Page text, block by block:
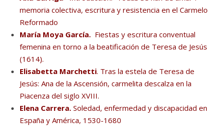
memoria colectiva, escritura y resistencia en el Carmelo
Reformado
María Moya García. Fiestas y escritura conventual
femenina en torno a la beatificación de Teresa de Jesús
(1614).
Elisabetta Marchetti. Tras la estela de Teresa de
Jesús: Ana de la Ascensión, carmelita descalza en la
Piacenza del siglo XVIII.
Elena Carrera. Soledad, enfermedad y discapacidad en
España y América, 1530-1680